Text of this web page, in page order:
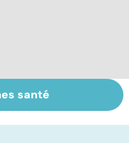
19 : tout
sur la
santé